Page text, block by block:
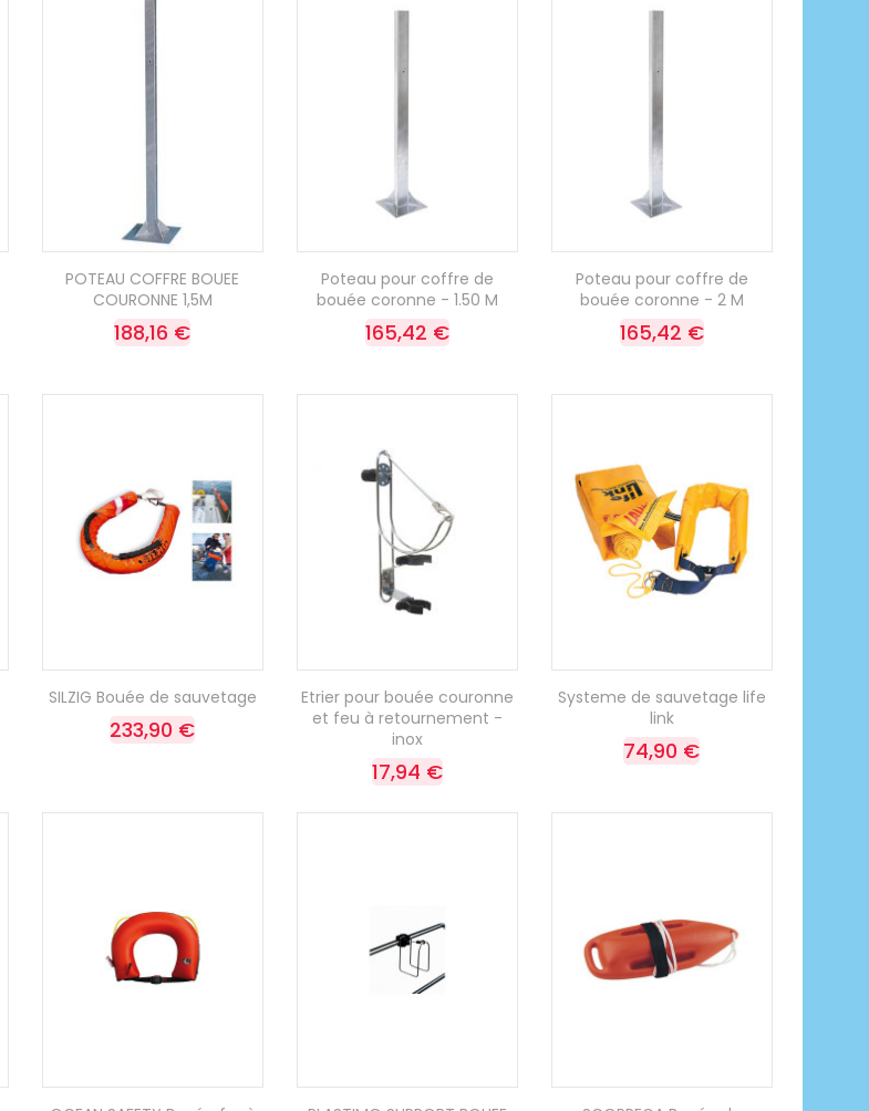
POTEAU COFFRE BOUEE
COURONNE 1,5M
188,16 €
Poteau pour coffre de
bouée coronne - 1.50 M
165,42 €
Poteau pour coffre de
bouée coronne - 2 M
165,42 €
SILZIG Bouée de sauvetage
233,90 €
Etrier pour bouée couronne
et feu à retournement -
inox
17,94 €
Systeme de sauvetage life
link
74,90 €